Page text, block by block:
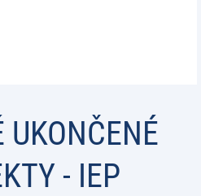
UKONČENÉ
- IEP